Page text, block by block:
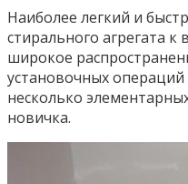
Наиболее легкий и
стирального агрегата
широкое
установочных
несколько
новичка.